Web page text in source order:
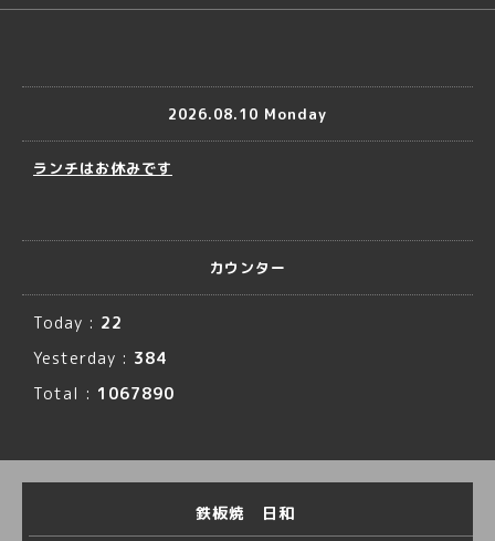
2026.08.10 Monday
ランチはお休みです
カウンター
Today : 22
Yesterday : 384
Total : 1067890
鉄板焼 日和